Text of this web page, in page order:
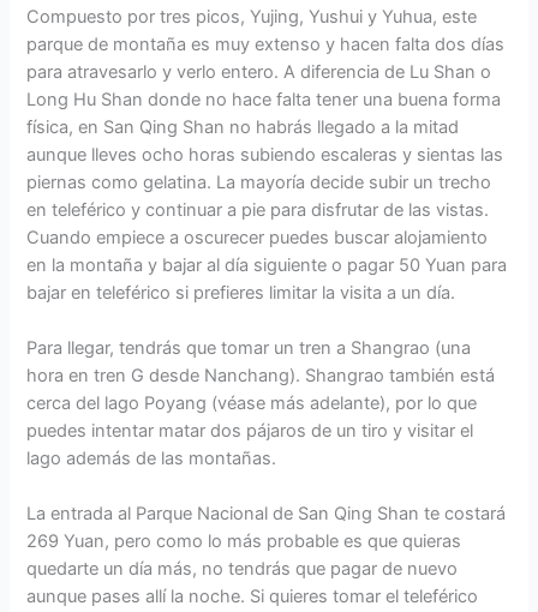
Compuesto por tres picos, Yujing, Yushui y Yuhua, este
parque de montaña es muy extenso y hacen falta dos días
para atravesarlo y verlo entero. A diferencia de Lu Shan o
Long Hu Shan donde no hace falta tener una buena forma
física, en San Qing Shan no habrás llegado a la mitad
aunque lleves ocho horas subiendo escaleras y sientas las
piernas como gelatina. La mayoría decide subir un trecho
en teleférico y continuar a pie para disfrutar de las vistas.
Cuando empiece a oscurecer puedes buscar alojamiento
en la montaña y bajar al día siguiente o pagar 50 Yuan para
bajar en teleférico si prefieres limitar la visita a un día.
Para llegar, tendrás que tomar un tren a Shangrao (una
hora en tren G desde Nanchang). Shangrao también está
cerca del lago Poyang (véase más adelante), por lo que
puedes intentar matar dos pájaros de un tiro y visitar el
lago además de las montañas.
La entrada al Parque Nacional de San Qing Shan te costará
269 Yuan, pero como lo más probable es que quieras
quedarte un día más, no tendrás que pagar de nuevo
aunque pases allí la noche. Si quieres tomar el teleférico